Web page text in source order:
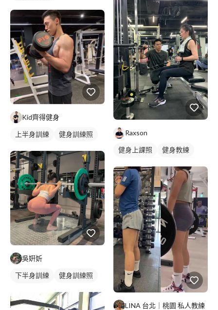
Kid齊得健身
上半身訓練
健身訓練照
吳姸妡
下半身訓練
健身訓練照
私人健身教練
重訓課程
健身課程
胸肌訓練
Raxson
健身上課照
健身教練
健身課程
重訓課程
背部訓練
LINA 台北｜桃園 私人教練